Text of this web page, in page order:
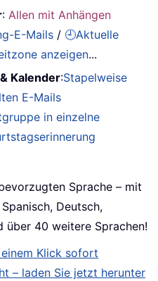
:Allen mit Anhängen
E-Mails / 🕘Aktuelle
anzeigen...
Kalender:Stapelweise
E-Mails
in einzelne
Sprache – mit
Deutsch,
über 40 weitere Sprachen!
Klick sofort
– laden Sie jetzt herunter